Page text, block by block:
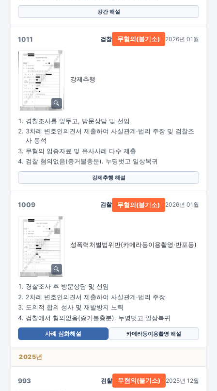
강간 해설
1011
강제추행
검찰 무혐의(불기소) 2026년 01월
경찰조사를 앞두고, 방문상담 및 선임
3차례 변호인의견서 제출하여 사실관계·법리 주장 및 검찰조
사 동석
무혐의 입증자료 및 유사사례 다수 제출
검찰 혐의없음(증거불충분). 누명벗고 일상복귀
강제추행 해설
1009
성폭력처벌법위반(카메라등이용촬영·반포등)
검찰 무혐의(불기소) 2026년 01월
경찰조사 후 방문상담 및 선임
2차례 변호인의견서 제출하여 사실관계·법리 주장
도의적 합의 성사 및 재발방지 노력
검찰에서 혐의없음(증거불충분). 누명벗고 일상복귀
사례 심화해설 카메라등이용촬영 해설
2025년
993 검찰 무혐의(불기소) 2025년 12월